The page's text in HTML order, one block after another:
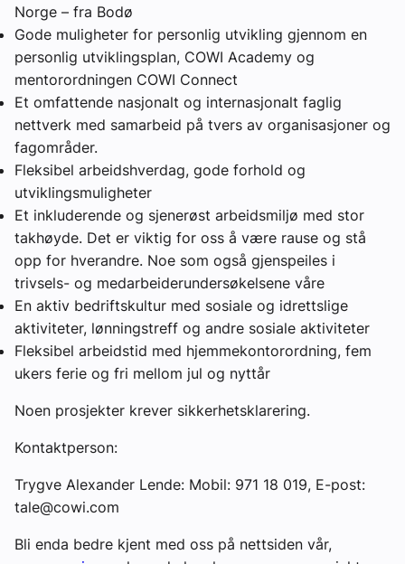
Norge – fra Bodø
Gode muligheter for personlig utvikling gjennom en
personlig utviklingsplan, COWI Academy og
mentorordningen COWI Connect
Et omfattende nasjonalt og internasjonalt faglig
nettverk med samarbeid på tvers av organisasjoner og
fagområder.
Fleksibel arbeidshverdag, gode forhold og
utviklingsmuligheter
Et inkluderende og sjenerøst arbeidsmiljø med stor
takhøyde. Det er viktig for oss å være rause og stå
opp for hverandre. Noe som også gjenspeiles i
trivsels- og medarbeiderundersøkelsene våre
En aktiv bedriftskultur med sosiale og idrettslige
aktiviteter, lønningstreff og andre sosiale aktiviteter
Fleksibel arbeidstid med hjemmekontorordning, fem
ukers ferie og fri mellom jul og nyttår
Noen prosjekter krever sikkerhetsklarering.
Kontaktperson:
Trygve Alexander Lende: Mobil: 971 18 019, E-post:
tale@cowi.com
Bli enda bedre kjent med oss på nettsiden vår,